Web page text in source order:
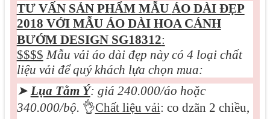
TƯ VẤN SẢN PHẨM MẪU ÁO DÀI ĐẸP
2018 VỚI MẪU ÁO DÀI HOA CÁNH
BƯỚM DESIGN SG18312:
$$$$ Mẫu vải áo dài đẹp này có 4 loại chất
liệu vải để quý khách lựa chọn mua:
➤ Lụa Tằm Ý: giá 240.000/áo hoặc
340.000/bộ. 👌Chất liệu vải: co dzãn 2 chiều,